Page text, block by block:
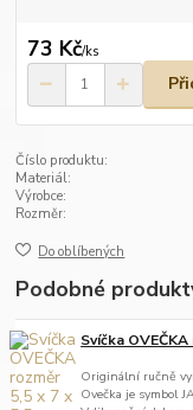
73 Kč/ks
Číslo produktu:
Materiál:
Výrobce:
Rozměr:
Do oblíbených
Podobné
Svíčka
Originální ručně
Ovečka je symbol